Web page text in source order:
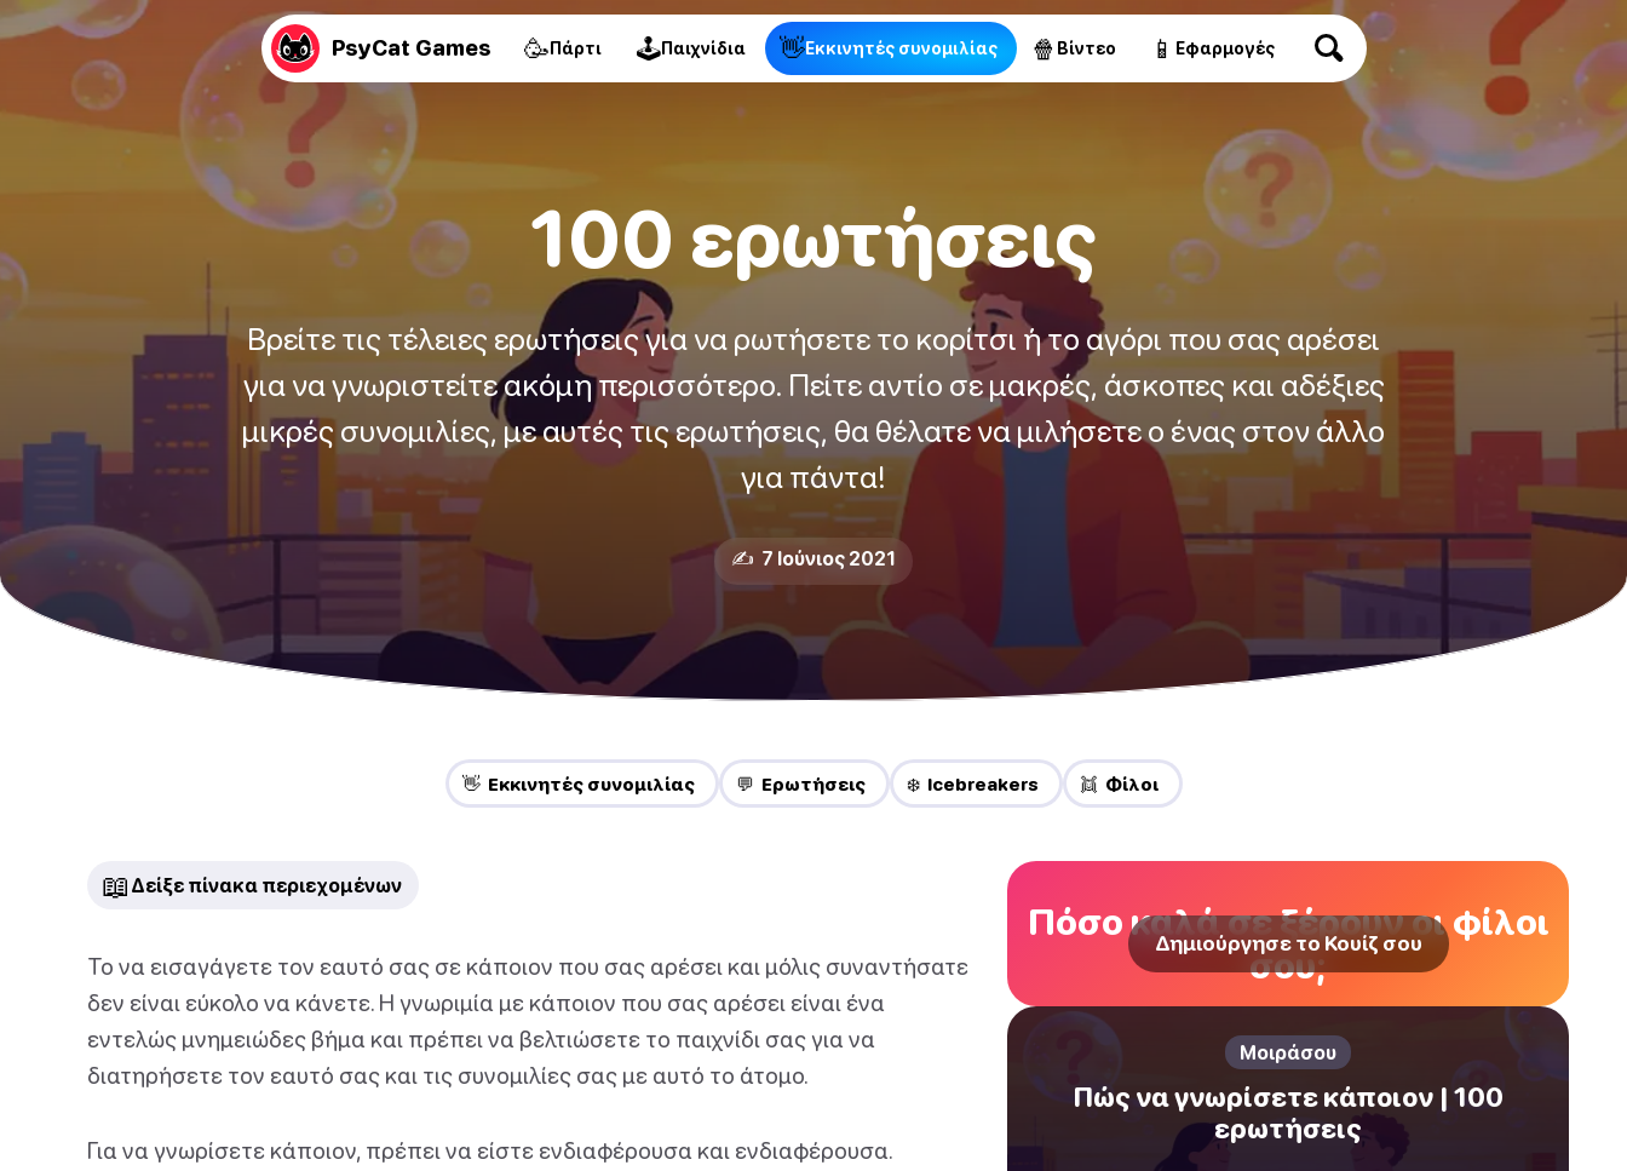
PsyCat Games 🥳Πάρτι 🕹Παιχνίδια 👋Εκκινητές συνομιλίας 🍿 Βίντεο 📱 Εφαρμογές
100 ερωτήσεις
Βρείτε τις τέλειες ερωτήσεις για να ρωτήσετε το κορίτσι ή το αγόρι που σας αρέσει
για να γνωριστείτε ακόμη περισσότερο. Πείτε αντίο σε μακρές, άσκοπες και αδέξιες
μικρές συνομιλίες, με αυτές τις ερωτήσεις, θα θέλατε να μιλήσετε ο ένας στον άλλο
για πάντα!
✍️ 7 Ιούνιος 2021
👋 Εκκινητές συνομιλίας 💬 Ερωτήσεις ❄️ Icebreakers 👯 Φίλοι
📖 Δείξε πίνακα περιεχομένων
Το να εισαγάγετε τον εαυτό σας σε κάποιον που σας αρέσει και μόλις συναντήσατε
δεν είναι εύκολο να κάνετε. Η γνωριμία με κάποιον που σας αρέσει είναι ένα
εντελώς μνημειώδες βήμα και πρέπει να βελτιώσετε το παιχνίδι σας για να
διατηρήσετε τον εαυτό σας και τις συνομιλίες σας με αυτό το άτομο.
Για να γνωρίσετε κάποιον, πρέπει να είστε ενδιαφέρουσα και ενδιαφέρουσα.
Πόσο καλά σε ξέρουν οι φίλοι
σου;
Δημιούργησε το Κουίζ σου
Μοιράσου
Πώς να γνωρίσετε κάποιον | 100
ερωτήσεις